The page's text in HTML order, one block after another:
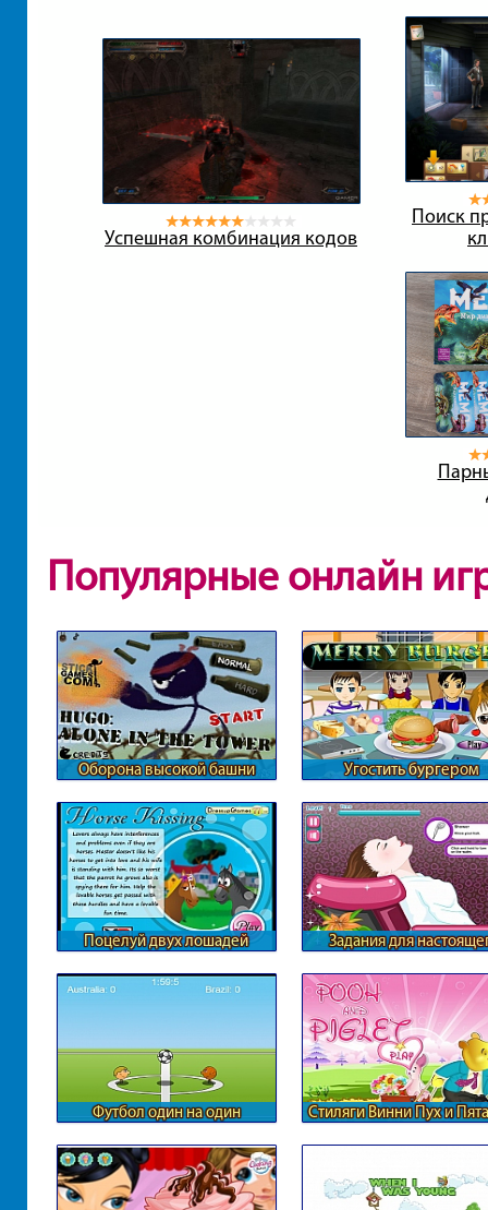
Успешная комбинация кодов
Поиск
Популярные онлайн
Оборона высокой башни Угостить бургером
Поцелуй двух лошадей
Задания для
Футбол один на один Стиляги Винни Пух и